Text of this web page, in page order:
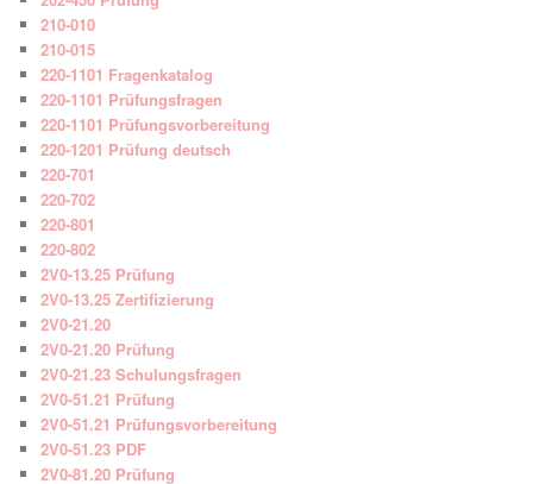
210-010
210-015
220-1101 Fragenkatalog
220-1101 Prüfungsfragen
220-1101 Prüfungsvorbereitung
220-1201 Prüfung deutsch
220-701
220-702
220-801
220-802
2V0-13.25 Prüfung
2V0-13.25 Zertifizierung
2V0-21.20
2V0-21.20 Prüfung
2V0-21.23 Schulungsfragen
2V0-51.21 Prüfung
2V0-51.21 Prüfungsvorbereitung
2V0-51.23 PDF
2V0-81.20 Prüfung